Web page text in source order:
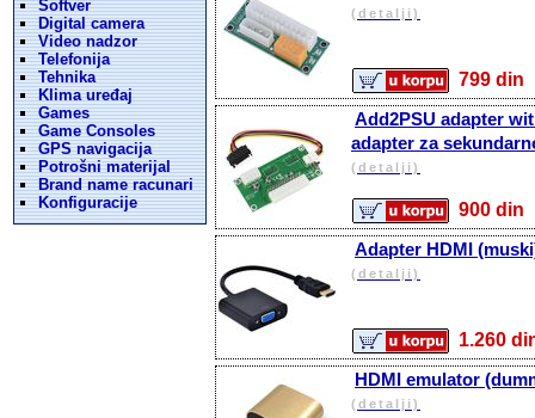
Softver
Digital camera
Video nadzor
Telefonija
Tehnika
Klima uređaj
Games
Game Consoles
GPS navigacija
Potrošni materijal
Brand name racunari
Konfiguracije
(detalji)
799
Add2PSU adapter
adapter za
(detalji)
900
Adapter HDMI
(detalji)
1.260
HDMI emulator
(detalji)